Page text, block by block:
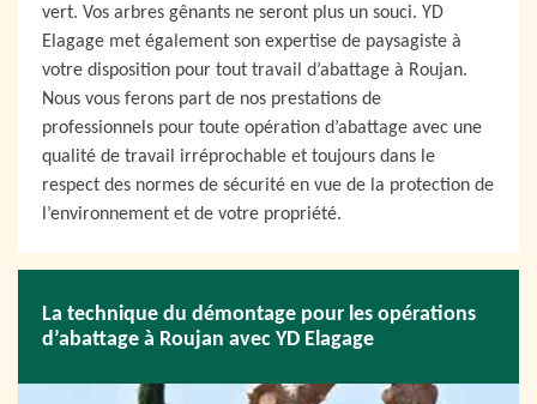
vert. Vos arbres gênants ne seront plus un souci. YD
Elagage met également son expertise de paysagiste à
votre disposition pour tout travail d’abattage à Roujan.
Nous vous ferons part de nos prestations de
professionnels pour toute opération d’abattage avec une
qualité de travail irréprochable et toujours dans le
respect des normes de sécurité en vue de la protection de
l’environnement et de votre propriété.
La technique du démontage pour les opérations
d’abattage à Roujan avec YD Elagage